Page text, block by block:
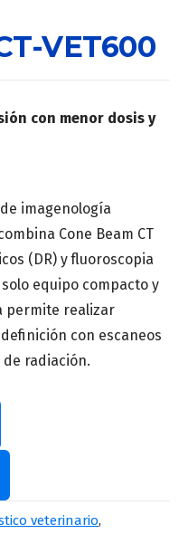
VET600
con menor dosis y
imagenología
Cone Beam CT
(DR) y fluoroscopia
equipo compacto y
permite realizar
con escaneos
radiación.
veterinario,